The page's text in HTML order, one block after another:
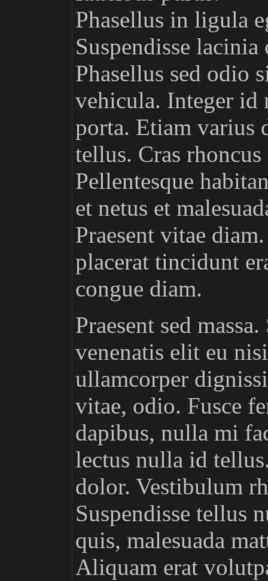
Phasellus in ligula
Suspendisse
Phasellus sed odio
vehicula. Integer id
porta. Etiam varius
tellus. Cras
Pellentesque
et netus et
Praesent vitae
placerat tincidunt
congue diam.
Praesent sed
venenatis elit eu
ullamcorper
vitae, odio. Fusce
dapibus, nulla mi
lectus nulla id
dolor. Vestibulum
Suspendisse tellus
quis, malesuada
Aliquam erat